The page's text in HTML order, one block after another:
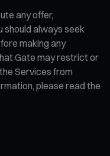
any offer,
should always seek
making any
Gate may restrict or
Services from
please read the